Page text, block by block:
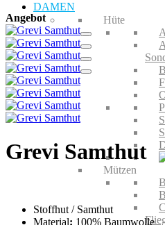
DAMEN
Hüte
Mützen
Angebot
Grevi Samthut
Stoffhut / Samthut
Material: 100% Baumwolle